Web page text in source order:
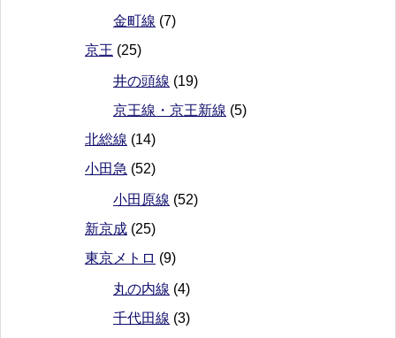
金町線 (7)
京王 (25)
井の頭線 (19)
京王線・京王新線 (5)
北総線 (14)
小田急 (52)
小田原線 (52)
新京成 (25)
東京メトロ (9)
丸の内線 (4)
千代田線 (3)